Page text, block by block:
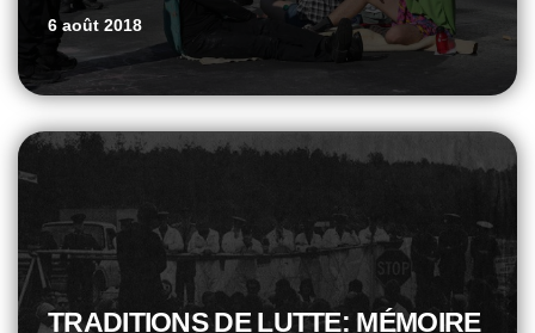
6 août 2018
TRADITIONS DE LUTTE: MÉMOIRE